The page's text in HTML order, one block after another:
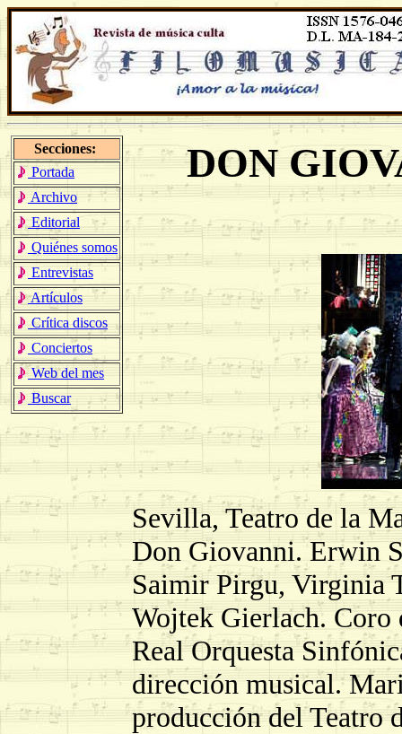
Secciones:
Portada
Archivo
Editorial
Quiénes somos
Entrevistas
Artículos
Crítica discos
Conciertos
Web del mes
Buscar
DON
Sevilla, Teatro de la
Don Giovanni. Erwin
Saimir Pirgu, Virginia
Wojtek Gierlach. Coro
Real Orquesta
dirección musical.
producción del Teatro